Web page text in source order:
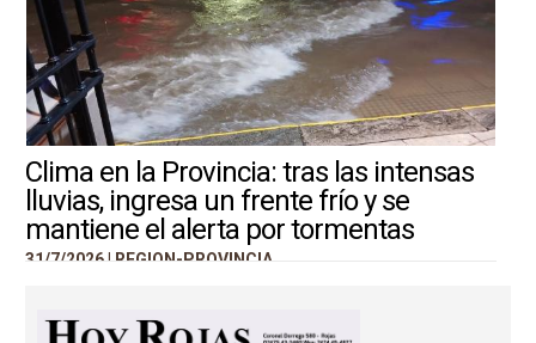
Clima en la Provincia: tras las intensas
lluvias, ingresa un frente frío y se
mantiene el alerta por tormentas
31/7/2026 | REGION-PROVINCIA